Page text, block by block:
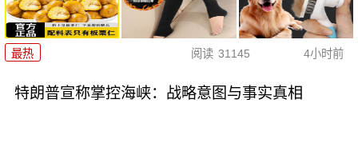
最热 阅读 31145 4小时前
特朗普宣称掌控海峡：战略意图与事实真相